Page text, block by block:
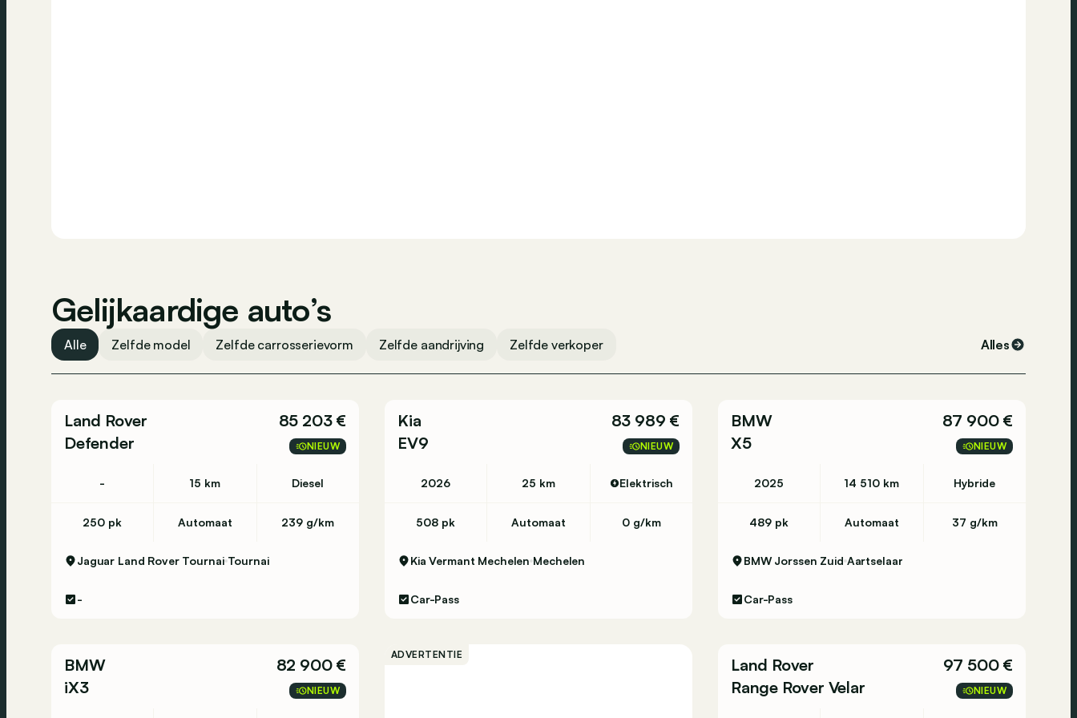
Gelijkaardige auto’s
Alle Zelfde model Zelfde carrosserievorm Zelfde aandrijving Zelfde verkoper Alles
Land Rover
Defender
85 203 €
NIEUW
- 15 km Diesel
250 pk Automaat 239 g/km
Jaguar Land Rover Tournai Tournai
-
Kia
EV9
83 989 €
NIEUW
2026 25 km Elektrisch
508 pk Automaat 0 g/km
Kia Vermant Mechelen Mechelen
Car-Pass
BMW
X5
87 900 €
NIEUW
2025 14 510 km Hybride
489 pk Automaat 37 g/km
BMW Jorssen Zuid Aartselaar
Car-Pass
BMW
iX3
82 900 €
NIEUW
ADVERTENTIE
Land Rover
Range Rover Velar
97 500 €
NIEUW